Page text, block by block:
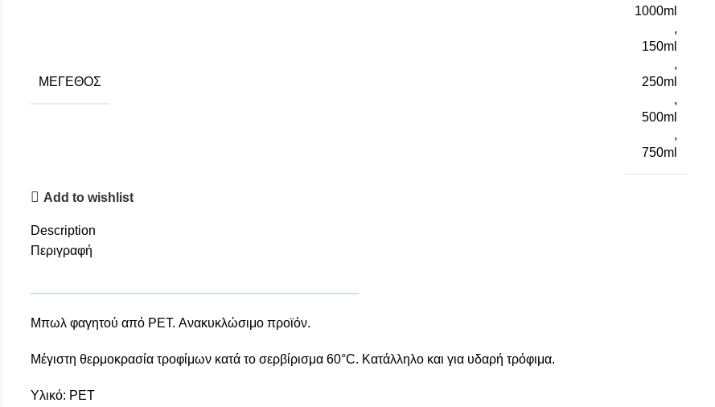
ΜΈΓΕΘΟΣ
1000ml
,
150ml
,
250ml
,
500ml
,
750ml
Add to wishlist
Description
Περιγραφή
Μπωλ φαγητού από PET. Ανακυκλώσιμο προϊόν.
Μέγιστη θερμοκρασία τροφίμων κατά το σερβίρισμα 60°C. Κατάλληλο και για υδαρή τρόφιμα.
Υλικό: ΡΕΤ